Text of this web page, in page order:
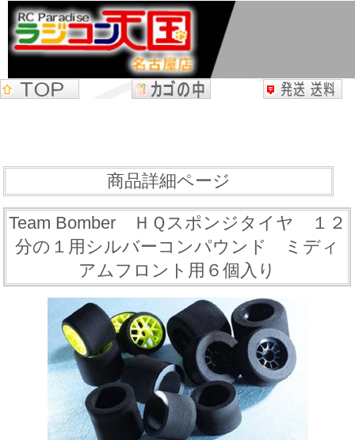
商品詳細ページ
Team Bomber ＨＱスポンジタイヤ １２
分の１用シルバーコンパウンド ミディ
アムフロント用６個入り